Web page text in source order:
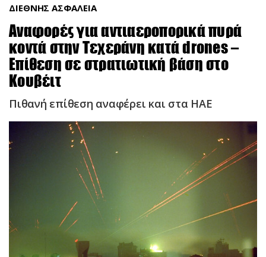
ΔΙΕΘΝΗΣ ΑΣΦΑΛΕΙΑ
Αναφορές για αντιαεροπορικά πυρά
κοντά στην Τεχεράνη κατά drones –
Επίθεση σε στρατιωτική βάση στο
Κουβέιτ
Πιθανή επίθεση αναφέρει και στα ΗΑΕ